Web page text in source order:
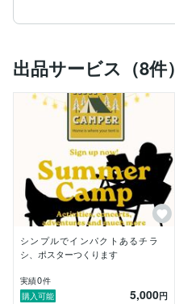
出品サービス（8件）
シンプルでインパクトあるチラ
シ、ポスターつくります
実績0件
購入可能
5,000円